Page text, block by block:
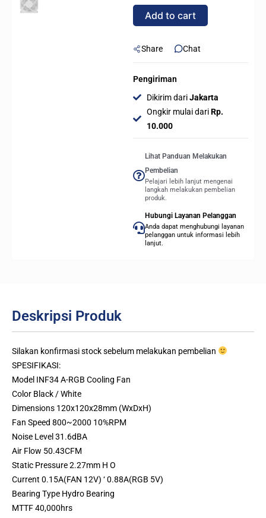
Fan)
quantity
Add to cart
Share Chat
Pengiriman
Dikirim dariJakarta
Ongkir mulai dariRp.
10.000
Lihat Panduan Melakukan
Pembelian
Pelajari lebih lanjut mengenai
langkah melakukan pembelian
produk.
Hubungi Layanan Pelanggan
Anda dapat menghubungi layanan
pelanggan untuk informasi lebih
lanjut.
Deskripsi Produk
Silakan konfirmasi stock sebelum melakukan pembelian
SPESIFIKASI:
Model INF34 A-RGB Cooling Fan
Color Black / White
Dimensions 120x120x28mm (WxDxH)
Fan Speed 800~2000 10%RPM
Noise Level 31.6dBA
Air Flow 50.43CFM
Static Pressure 2.27mm H O
Current 0.15A(FAN 12V) ‘ 0.88A(RGB 5V)
Bearing Type Hydro Bearing
MTTF 40,000hrs